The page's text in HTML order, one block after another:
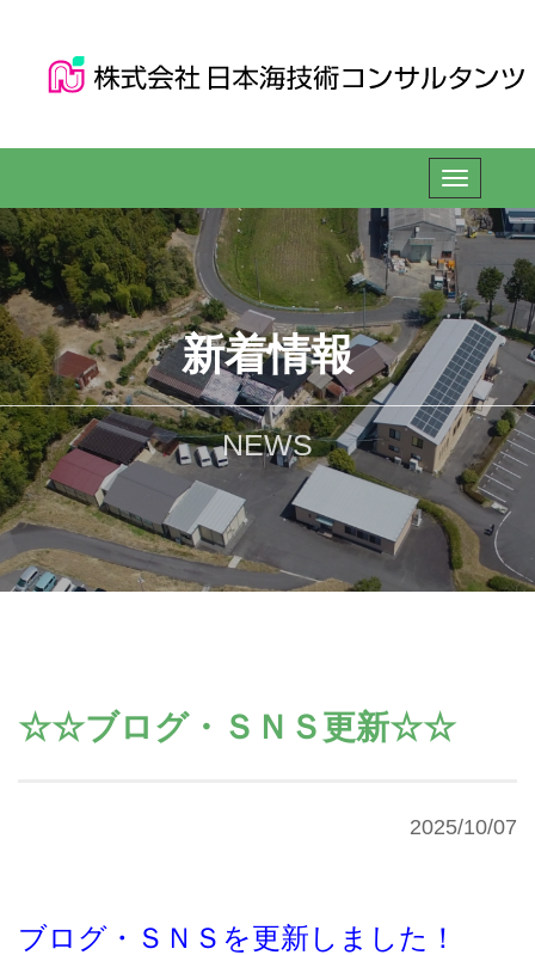
新着情報
NEWS
☆☆ブログ・ＳＮＳ更新☆☆
2025/10/07
ブログ・ＳＮＳを更新しました！